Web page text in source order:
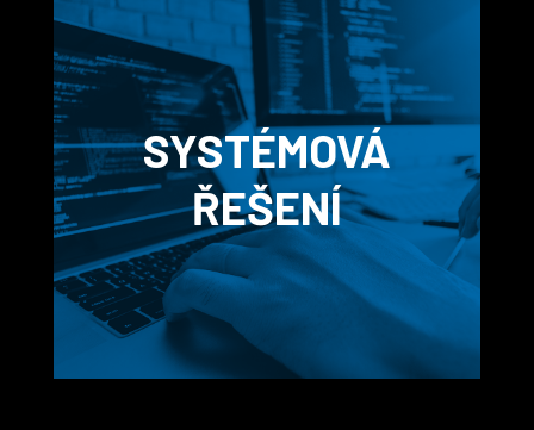
VYTVOŘÍME WEBOVÉ
STRÁNKY OD GRAFICKÉHO
NÁVRHU PŘES KÓDOVÁNÍ,
WEBHOSTING, SPRÁVU
WEBU A SEO.
SYSTÉMOVÁ
ŘEŠENÍ